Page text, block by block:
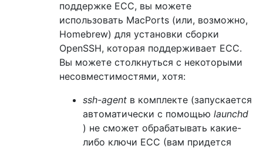
поддержке ECC, вы можете
использовать MacPorts (или, возможно,
Homebrew) для установки сборки
OpenSSH, которая поддерживает ECC.
Вы можете столкнуться с некоторыми
несовместимостями, хотя:
ssh-agent в комплекте (запускается
автоматически с помощью launchd
) не сможет обрабатывать какие-
либо ключи ECC (вам придется